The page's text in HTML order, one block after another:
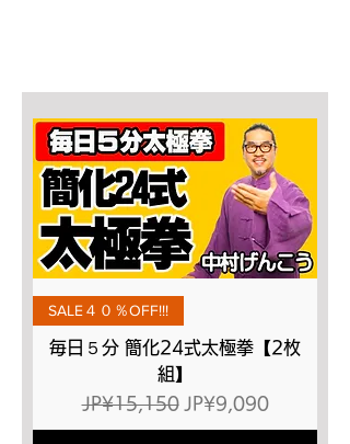
SALE４０％OFF!!!
毎日５分 簡化24式太極拳【2枚
組】
一般價格
JP¥15,150 促銷價格
JP¥9,090